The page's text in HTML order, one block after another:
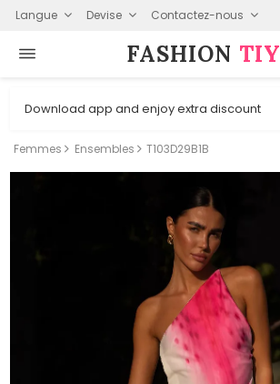
Langue Devise Contactez-nous
FASHION⁠ TIY
Download app and enjoy extra discount
Femmes Ensembles T103D29B1B